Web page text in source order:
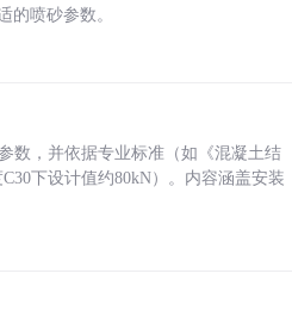
的喷砂参数。
数，并依据专业标准（如《混凝土结
下设计值约80kN）。内容涵盖安装